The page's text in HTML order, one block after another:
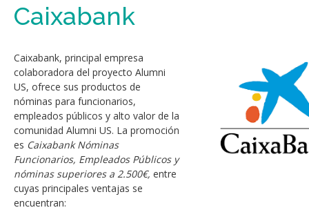
Caixabank
Caixabank, principal empresa
colaboradora del proyecto Alumni
US, ofrece sus productos de
nóminas para funcionarios,
empleados públicos y alto valor de la
comunidad Alumni US. La promoción
es Caixabank Nóminas
Funcionarios, Empleados Públicos y
nóminas superiores a 2.500€, entre
cuyas principales ventajas se
encuentran: